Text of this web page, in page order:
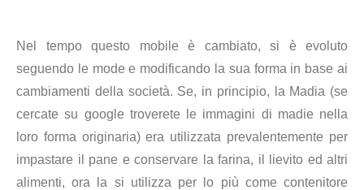
Nel tempo questo mobile è cambiato, si è evoluto
seguendo le mode e modificando la sua forma in base ai
cambiamenti della società. Se, in principio, la Madia (se
cercate su google troverete le immagini di madie nella
loro forma originaria) era utilizzata prevalentemente per
impastare il pane e conservare la farina, il lievito ed altri
alimenti, ora la si utilizza per lo più come contenitore